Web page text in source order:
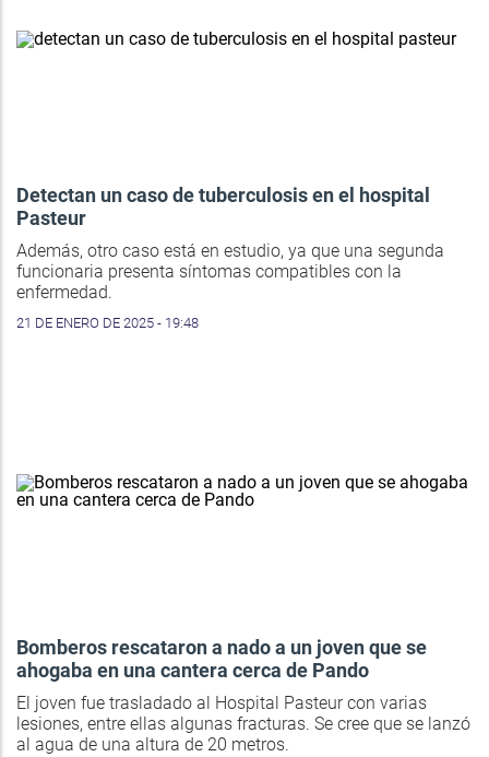
Detectan un caso de tuberculosis en el hospital
Pasteur
Además, otro caso está en estudio, ya que una segunda
funcionaria presenta síntomas compatibles con la
enfermedad.
21 DE ENERO DE 2025 - 19:48
Bomberos rescataron a nado a un joven que se
ahogaba en una cantera cerca de Pando
El joven fue trasladado al Hospital Pasteur con varias
lesiones, entre ellas algunas fracturas. Se cree que se lanzó
al agua de una altura de 20 metros.